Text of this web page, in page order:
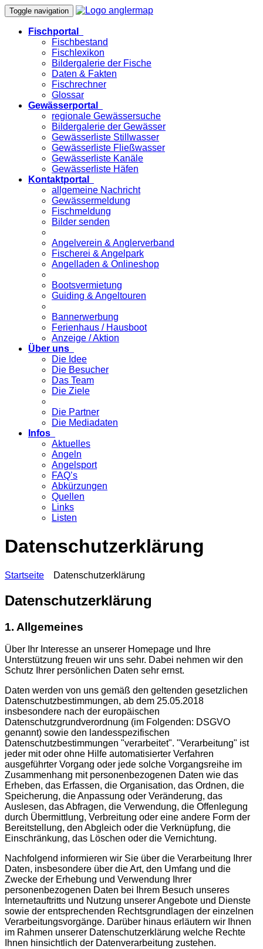
Toggle navigation
Fischportal
Fischbestand
Fischlexikon
Bildergalerie der Fische
Daten & Fakten
Fischrechner
Glossar
Gewässerportal
regionale Gewässersuche
Bildergalerie der Gewässer
Gewässerliste Stillwasser
Gewässerliste Fließwasser
Gewässerliste Kanäle
Gewässerliste Häfen
Kontaktportal
allgemeine Nachricht
Gewässermeldung
Fischmeldung
Bilder senden
Angelverein & Anglerverband
Fischerei & Angelpark
Angelladen & Onlineshop
Bootsvermietung
Guiding & Angeltouren
Bannerwerbung
Ferienhaus / Hausboot
Anzeige / Aktion
Über uns
Die Idee
Die Besucher
Das Team
Die Ziele
Die Partner
Die Mediadaten
Infos
Aktuelles
Angeln
Angelsport
FAQ’s
Abkürzungen
Quellen
Links
Listen
Datenschutzerklärung
Startseite Datenschutzerklärung
Datenschutzerklärung
1. Allgemeines
Über Ihr Interesse an unserer Homepage und Ihre
Unterstützung freuen wir uns sehr. Dabei nehmen wir den
Schutz Ihrer persönlichen Daten sehr ernst.
Daten werden von uns gemäß den geltenden gesetzlichen
Datenschutzbestimmungen, ab dem 25.05.2018
insbesondere nach der europäischen
Datenschutzgrundverordnung (im Folgenden: DSGVO
genannt) sowie den landesspezifischen
Datenschutzbestimmungen "verarbeitet". "Verarbeitung" ist
jeder mit oder ohne Hilfe automatisierter Verfahren
ausgeführter Vorgang oder jede solche Vorgangsreihe im
Zusammenhang mit personenbezogenen Daten wie das
Erheben, das Erfassen, die Organisation, das Ordnen, die
Speicherung, die Anpassung oder Veränderung, das
Auslesen, das Abfragen, die Verwendung, die Offenlegung
durch Übermittlung, Verbreitung oder eine andere Form der
Bereitstellung, den Abgleich oder die Verknüpfung, die
Einschränkung, das Löschen oder die Vernichtung.
Nachfolgend informieren wir Sie über die Verarbeitung Ihrer
Daten, insbesondere über die Art, den Umfang und die
Zwecke der Erhebung und Verwendung Ihrer
personenbezogenen Daten bei Ihrem Besuch unseres
Internetauftritts und Nutzung unserer Angebote und Dienste
sowie der entsprechenden Rechtsgrundlagen der einzelnen
Verarbeitungsvorgänge. Darüber hinaus erläutern wir Ihnen
im Rahmen unserer Datenschutzerklärung welche Rechte
Ihnen hinsichtlich der Datenverarbeitung zustehen.